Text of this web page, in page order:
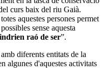
curs baix del riu Gaià.
aquestes persones permet
sense aquesta
raó de ser”.
diferents entitats de la
algunes d'aquestes activitats